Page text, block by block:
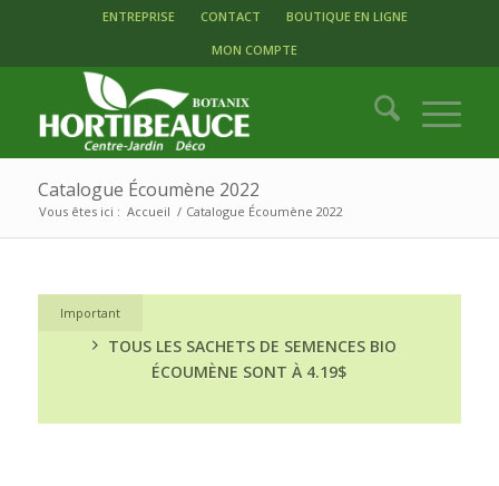
ENTREPRISE CONTACT
BOUTIQUE EN LIGNE
MON COMPTE
Catalogue Écoumène 2022
Vous êtes ici : Accueil / Catalogue Écoumène 2022
Important
TOUS LES SACHETS DE SEMENCES BIO
ÉCOUMÈNE SONT À 4.19$